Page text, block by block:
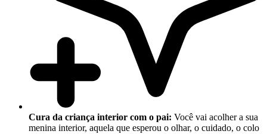
Cura da criança interior com o pai: Você vai acolher a sua
menina interior, aquela que esperou o olhar, o cuidado, o colo